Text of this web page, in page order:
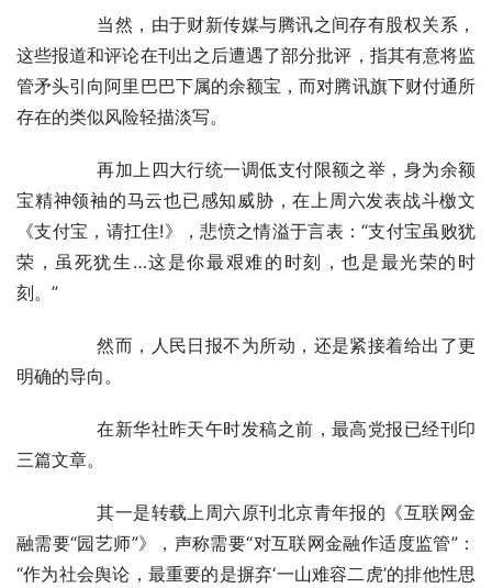
这些报道和评论在刊出之后遭遇了部分批评，指其有意将监
管矛头引向阿里巴巴下属的余额宝，而对腾讯旗下财付通所
存在的类似风险轻描淡写。
宝精神领袖的马云也已感知威胁，在上周六发表战斗檄文
《支付宝，请扛住!》，悲愤之情溢于言表：“支付宝虽败犹
荣，虽死犹生…这是你最艰难的时刻，也是最光荣的时
刻。”
明确的导向。
三篇文章。
融需要“园艺师”》，声称需要“对互联网金融作适度监管”：
“作为社会舆论，最重要的是摒弃‘一山难容二虎’的排他性思